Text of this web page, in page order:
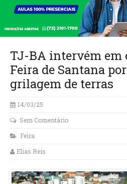
TJ-BA intervém em
Feira de Santana
grilagem de terras
14/03/25
Sem Comentário
Feira
Elias Reis